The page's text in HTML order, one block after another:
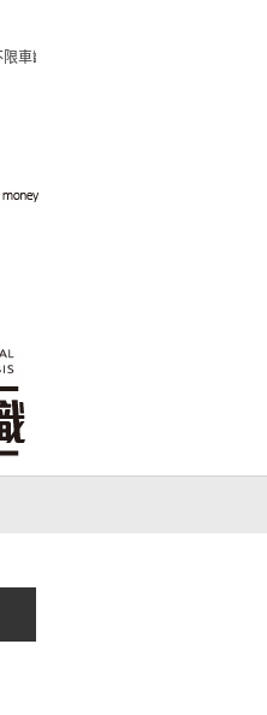
速放款，彈性本利攤還。、汽